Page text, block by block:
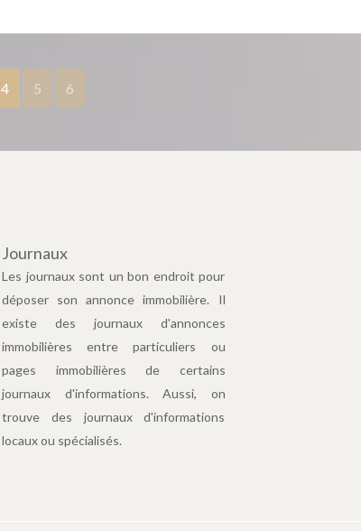
4 5 6
Journaux
Les journaux sont un bon endroit pour
déposer son annonce immobilière. Il
existe des journaux d'annonces
immobilières entre particuliers ou
pages immobilières de certains
journaux d'informations. Aussi, on
trouve des journaux d'informations
locaux ou spécialisés.